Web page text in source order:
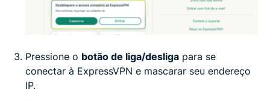
Pressione o botão de liga/desliga para se
conectar à ExpressVPN e mascarar seu endereço
IP.